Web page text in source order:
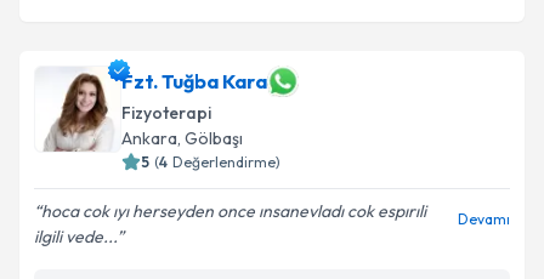
Fzt. Tuğba Kara
Fizyoterapi
Ankara, Gölbaşı
5 (4 Değerlendirme)
hoca cok ıyı herseyden once ınsanevladı cok espırıli
ilgili vede...
Devamı